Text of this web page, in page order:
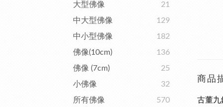
大型佛像
21
中大型佛像
129
中小型佛像
182
佛像(10cm)
136
佛像 (7cm)
25
小佛像
32
所有佛像
570
商品
古董九